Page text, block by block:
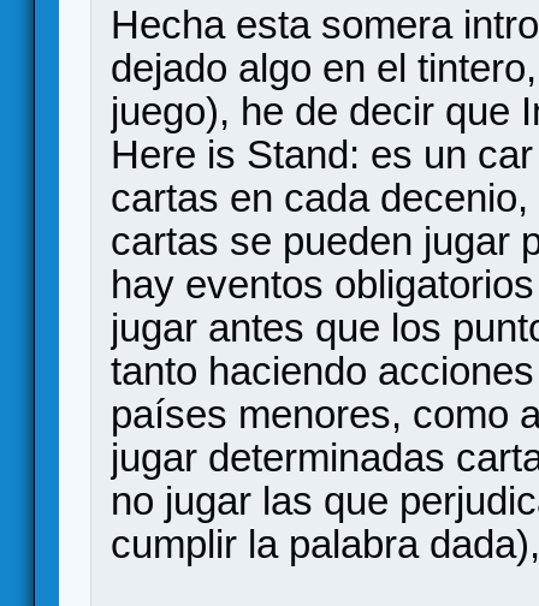
Hecha esta somera
dejado algo en el
juego), he de decir que
Here is Stand: es un
cartas en cada
cartas se pueden jugar
hay eventos
jugar antes que los
tanto haciendo
países menores, como
jugar determinadas
no jugar las que
cumplir la palabra